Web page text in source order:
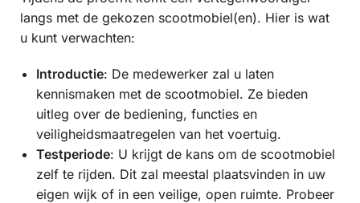
langs met de gekozen scootmobiel(en). Hier is wat
u kunt verwachten:
Introductie: De medewerker zal u laten
kennismaken met de scootmobiel. Ze bieden
uitleg over de bediening, functies en
veiligheidsmaatregelen van het voertuig.
Testperiode: U krijgt de kans om de scootmobiel
zelf te rijden. Dit zal meestal plaatsvinden in uw
eigen wijk of in een veilige, open ruimte. Probeer